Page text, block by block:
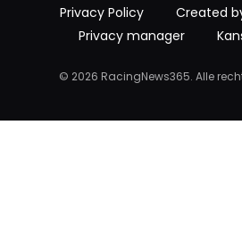
Privacy Policy
Created
Privacy manager
© 2026 RacingNews365. Alle